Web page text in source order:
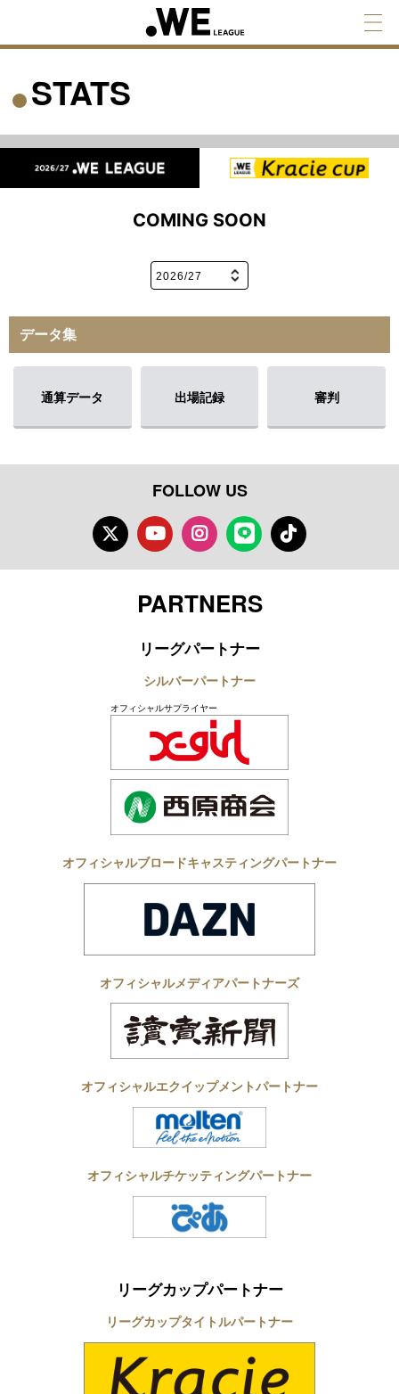
STATS
COMING SOON
データ集
通算データ 出場記録 審判
FOLLOW US
TwitterYoutubeInstagram
LINE TikTok
PARTNERS
リーグパートナー
シルバーパートナー
オフィシャルサプライヤー
オフィシャルブロードキャスティングパートナー
オフィシャルメディアパートナーズ
オフィシャルエクイップメントパートナー
オフィシャルチケッティングパートナー
リーグカップパートナー
リーグカップタイトルパートナー